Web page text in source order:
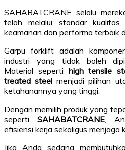
SAHABATCRANE selalu
telah melalui standar kualitas
keamanan dan performa terbaik
Garpu forklift adalah
industri yang tidak boleh
Material seperti high tensile
treated steel menjadi pilihan
ketahanannya yang tinggi.
Dengan memilih produk yang
seperti SAHABATCRANE,
efisiensi kerja sekaligus menjaga
Jika Anda sedang